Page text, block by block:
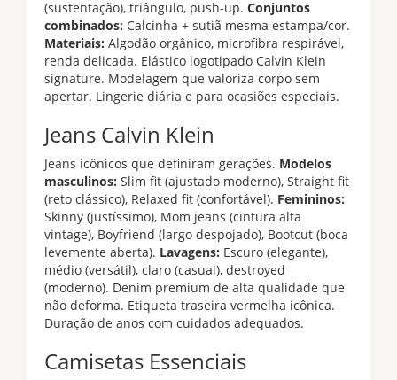
(sustentação), triângulo, push-up. Conjuntos
combinados: Calcinha + sutiã mesma estampa/cor.
Materiais: Algodão orgânico, microfibra respirável,
renda delicada. Elástico logotipado Calvin Klein
signature. Modelagem que valoriza corpo sem
apertar. Lingerie diária e para ocasiões especiais.
Jeans Calvin Klein
Jeans icônicos que definiram gerações. Modelos
masculinos: Slim fit (ajustado moderno), Straight fit
(reto clássico), Relaxed fit (confortável). Femininos:
Skinny (justíssimo), Mom jeans (cintura alta
vintage), Boyfriend (largo despojado), Bootcut (boca
levemente aberta). Lavagens: Escuro (elegante),
médio (versátil), claro (casual), destroyed
(moderno). Denim premium de alta qualidade que
não deforma. Etiqueta traseira vermelha icônica.
Duração de anos com cuidados adequados.
Camisetas Essenciais